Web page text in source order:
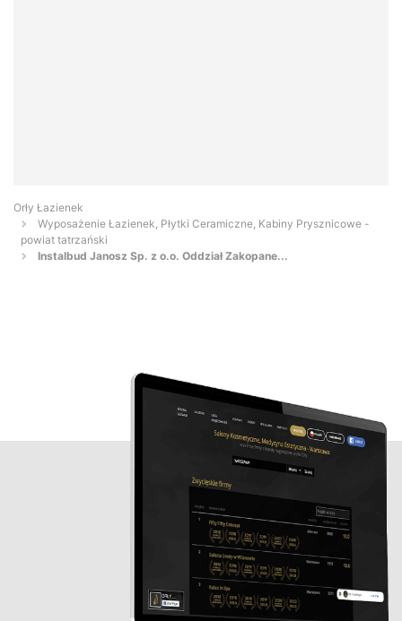
Orły Łazienek
Wyposażenie Łazienek, Płytki Ceramiczne, Kabiny Prysznicowe -
powiat tatrzański
Instalbud Janosz Sp. z o.o. Oddział Zakopane...